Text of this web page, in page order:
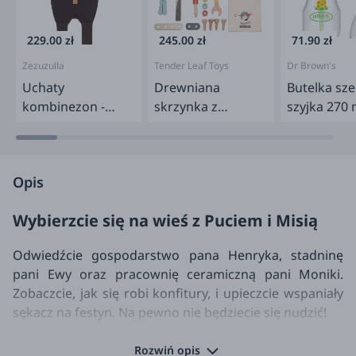
229.00 zł
Zezuzulla
Uchaty
kombinezon -
245.00 zł
Tender Leaf Toys
Drewniana
skrzynka z
71.90 zł
Dr Brown's
Butelka
szyjka 270
Opis
Wybierzcie się na wieś z Puciem i Misią
Odwiedźcie gospodarstwo pana Henryka, stadninę
pani Ewy oraz pracownię ceramiczną pani Moniki.
Zobaczcie, jak się robi konfitury, i upieczcie wspaniały
sękacz na festyn. Na pewno nie będziecie się nudzić!
Siódma część przygód Pucia może służyć zarówno
Rozwiń opis